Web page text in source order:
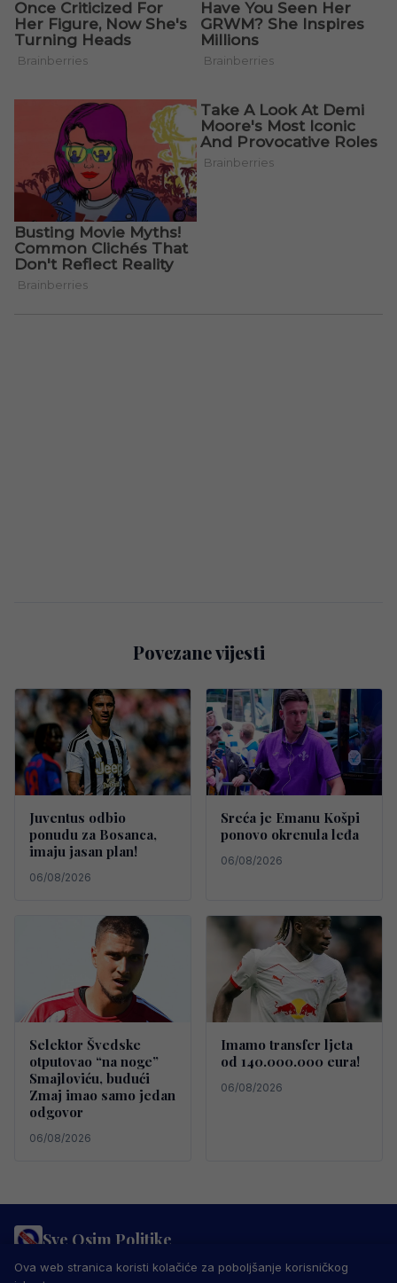
Povezane vijesti
Juventus odbio
ponudu za Bosanca,
imaju jasan plan!
06/08/2026
Sreća je Emanu Košpi
ponovo okrenula leđa
06/08/2026
Selektor Švedske
otputovao “na noge”
Smajloviću, budući
Zmaj imao samo jedan
odgovor
06/08/2026
Imamo transfer ljeta
od 140.000.000 eura!
06/08/2026
Sve Osim Politike
PRAVILA PRIVATNOSTI MARKETING
USLOVI KORIŠTENJA
IMPRESSUM
Ova web stranica koristi kolačiće za poboljšanje korisničkog